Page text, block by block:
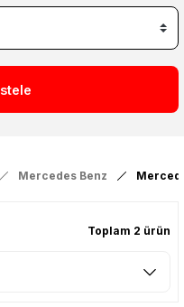
Mercedes Benz
Toplam 2 ürün